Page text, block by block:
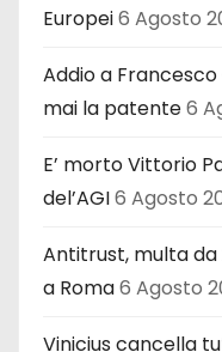
Europei6 Agosto
Addio a
mai la patente6
E’ morto Vittorio
del’AGI6 Agosto
Antitrust, multa da
a Roma6 Agosto
Vinicius cancella